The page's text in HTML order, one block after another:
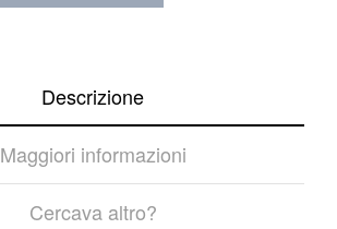
Descrizione
Maggiori informazioni
Cercava altro?